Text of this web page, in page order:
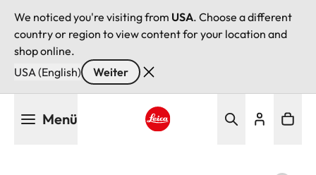
We noticed you're visiting from USA. Choose a different
country or region to view content for your location and
shop online.
USA (English)
Weiter
Menü